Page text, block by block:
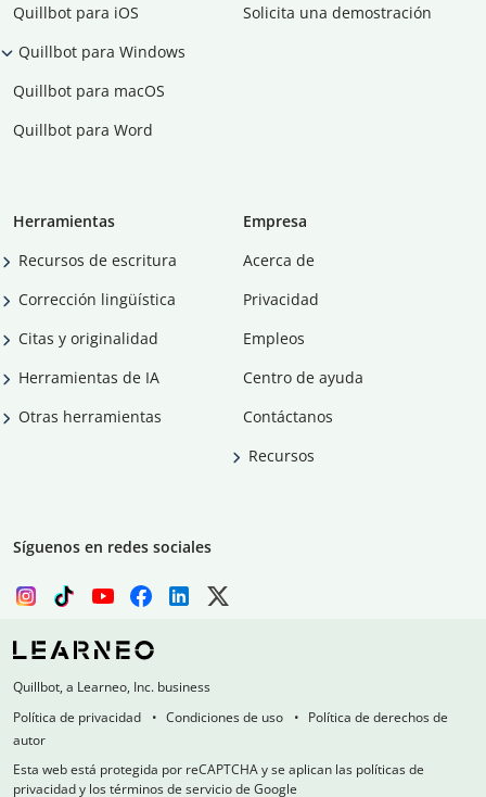
Quillbot para iOS
Quillbot para Windows
Quillbot para macOS
Quillbot para Word
Solicita una demostración
Herramientas
Recursos de escritura
Corrección lingüística
Citas y originalidad
Herramientas de IA
Otras herramientas
Empresa
Acerca de
Privacidad
Empleos
Centro de ayuda
Contáctanos
Recursos
Síguenos en redes sociales
Quillbot, a Learneo, Inc. business
Política de privacidad
Condiciones de uso
Política de derechos de
autor
Esta web está protegida por reCAPTCHA y se aplican las políticas de
privacidad y los términos de servicio de Google